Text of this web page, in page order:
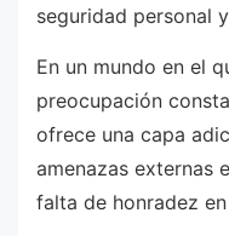
seguridad personal
En un mundo en el
preocupación
ofrece una capa
amenazas externas
falta de honradez